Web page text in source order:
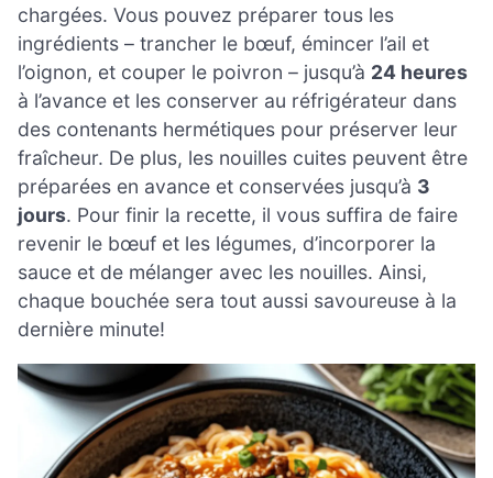
chargées. Vous pouvez préparer tous les
ingrédients – trancher le bœuf, émincer l’ail et
l’oignon, et couper le poivron – jusqu’à 24 heures
à l’avance et les conserver au réfrigérateur dans
des contenants hermétiques pour préserver leur
fraîcheur. De plus, les nouilles cuites peuvent être
préparées en avance et conservées jusqu’à 3
jours. Pour finir la recette, il vous suffira de faire
revenir le bœuf et les légumes, d’incorporer la
sauce et de mélanger avec les nouilles. Ainsi,
chaque bouchée sera tout aussi savoureuse à la
dernière minute!